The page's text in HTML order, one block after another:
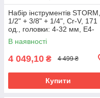
Набір інструментів STORM,
1/2" + 3/8" + 1/4", Cr-V, 171
од., головки: 4-32 мм, E4-
E24, біти 74 од., подовж.
головки: 4-22 мм, кейс
В наявності
4 049,10 ₴ 4 499 ₴
Купити